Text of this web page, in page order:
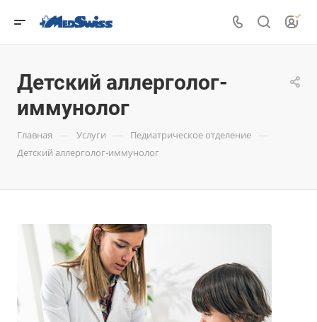
Детский аллерголог-
иммунолог
Главная — Услуги — Педиатрическое отделение —
Детский аллерголог-иммунолог